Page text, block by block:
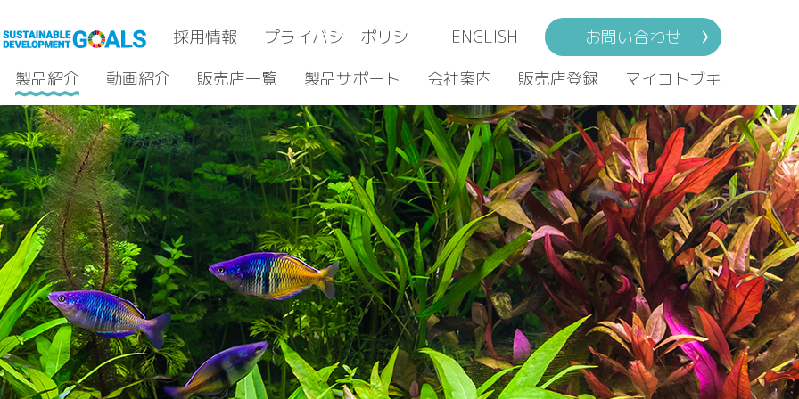
採用情報 プライバシーポリシー ENGLISH
お問い合わせ
製品紹介
動画紹介 販売店一覧 製品サポート 会社案内 販売店登録 マイコトブキ